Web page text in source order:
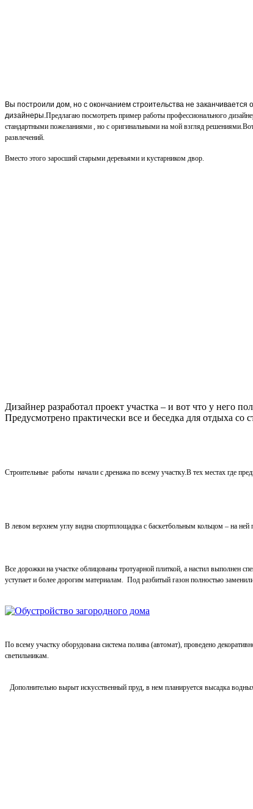
Вы построили дом, но с окончанием строительства не
дизайнеры.Предлагаю посмотреть пример работы профессионального
стандартными пожеланиями , но с оригинальными на мой взгляд решениями.
развлечений.
Вместо этого заросший старыми деревьями и кустарником двор.
Дизайнер разработал проект участка – и вот что у него
Предусмотрено практически все и беседка для отдыха
Строительные работы начали с дренажа по всему участку.В тех местах где
В левом верхнем углу видна спортплощадка с баскетбольным кольцом – на
Все дорожки на участке облицованы тротуарной плиткой, а настил выполнен
уступает и более дорогим материалам. Под разбитый газон полностью
По всему участку оборудована система полива (автомат), проведено
светильникам.
Дополнительно вырыт искусственный пруд, в нем планируется высадка